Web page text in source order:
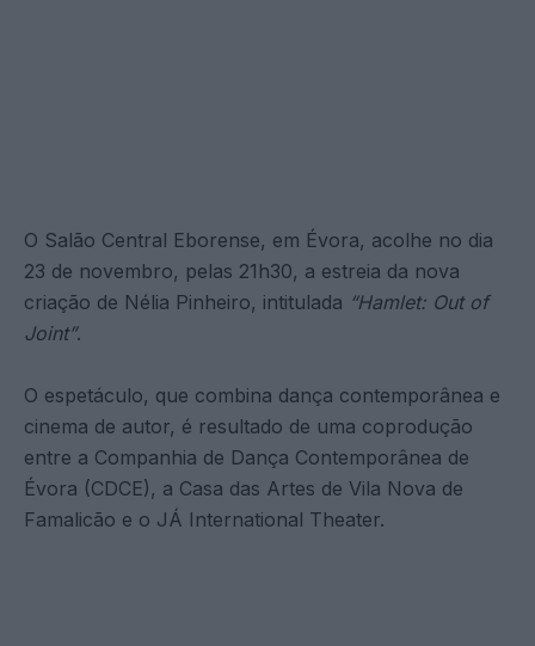
O Salão Central Eborense, em Évora, acolhe no dia
23 de novembro, pelas 21h30, a estreia da nova
criação de Nélia Pinheiro, intitulada “Hamlet: Out of
Joint”.
O espetáculo, que combina dança contemporânea e
cinema de autor, é resultado de uma coprodução
entre a Companhia de Dança Contemporânea de
Évora (CDCE), a Casa das Artes de Vila Nova de
Famalicão e o JÁ International Theater.